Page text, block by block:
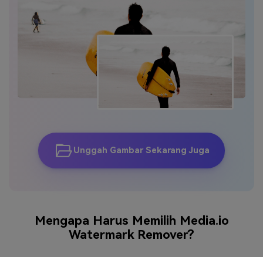
Unggah Gambar Sekarang Juga
Mengapa Harus Memilih Media.io
Watermark Remover?